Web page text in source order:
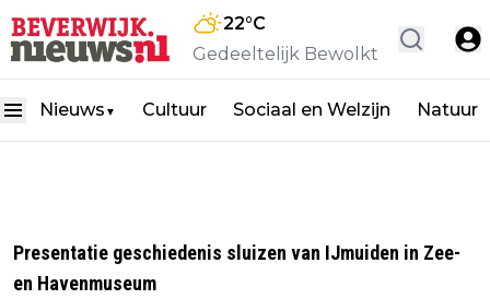
22°C
Gedeeltelijk Bewolkt
Nieuws ▼ Cultuur Sociaal en Welzijn Natuur
Presentatie geschiedenis sluizen van IJmuiden in Zee-
en Havenmuseum